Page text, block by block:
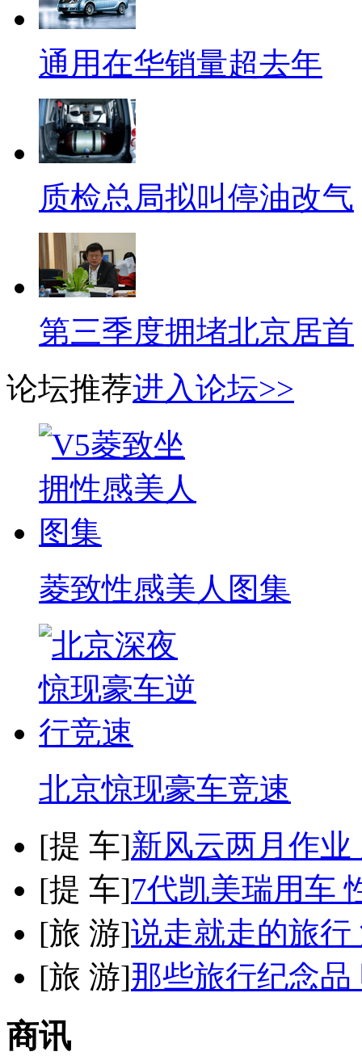
通用在华销量超去年
质检总局拟叫停油改气
第三季度拥堵北京居首
论坛推荐进入论坛>>
菱致性感美人图集
北京惊现豪车竞速
[提 车]新风云两月作
[提 车]7代凯美瑞用车
[旅 游]说走就走的旅
[旅 游]那些旅行纪念
商讯